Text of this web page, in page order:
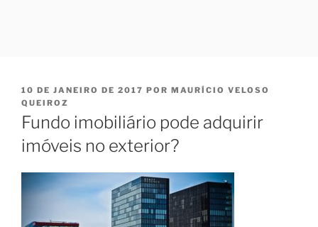
PUBLICADO
EM
10 DE JANEIRO DE 2017 POR MAURÍCIO VELOSO
QUEIROZ
Fundo imobiliário pode adquirir
imóveis no exterior?